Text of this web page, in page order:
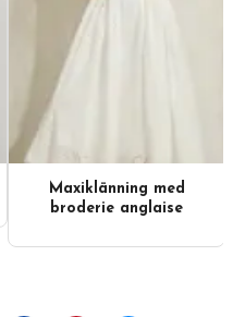
Maxiklänning med
broderie anglaise